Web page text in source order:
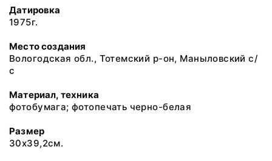
Датировка
1975г.
Место создания
Вологодская обл., Тотемский р-он, Маныловский с/
с
Материал, техника
фотобумага; фотопечать черно-белая
Размер
30х39,2см.